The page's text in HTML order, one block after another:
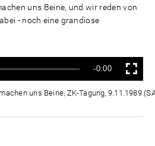
uns Beine, und wir reden von
- noch eine grandiose
Verbleibende
Zeit
-0:00 Vollbild
uns Beine, ZK-Tagung, 9.11.1989